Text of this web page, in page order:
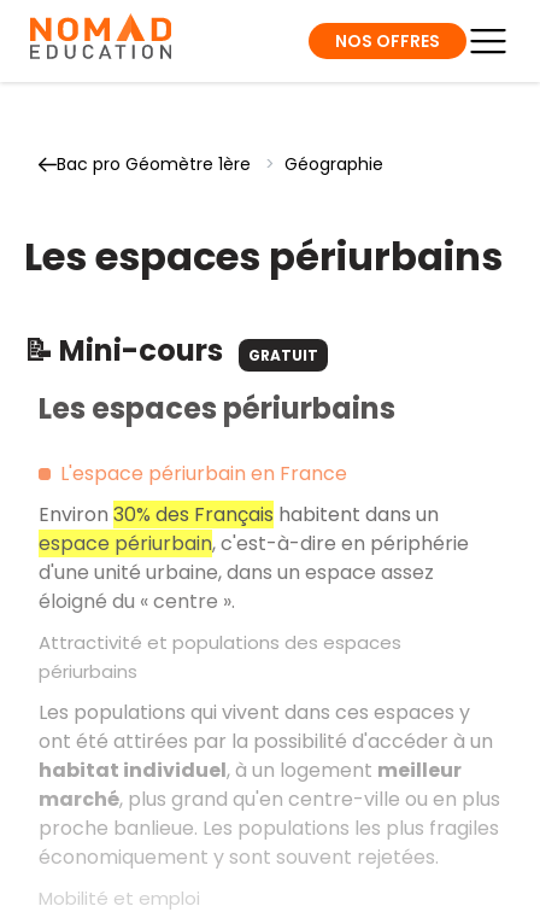
NOS OFFRES
Bac pro Géomètre 1ère > Géographie
Les espaces périurbains
📝 Mini-cours GRATUIT
Les espaces périurbains
L'espace périurbain en France
Environ 30% des Français habitent dans un
espace périurbain, c'est-à-dire en périphérie
d'une unité urbaine, dans un espace assez
éloigné du « centre ».
Attractivité et populations des espaces
périurbains
Les populations qui vivent dans ces espaces y
ont été attirées par la possibilité d'accéder à un
habitat individuel, à un logement meilleur
marché, plus grand qu'en centre-ville ou en plus
proche banlieue. Les populations les plus fragiles
économiquement y sont souvent rejetées.
Mobilité et emploi